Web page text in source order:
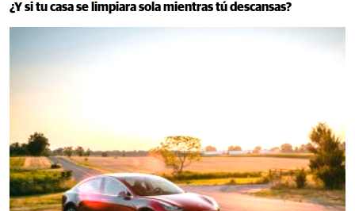
¿Y si tu casa se limpiara sola mientras tú descansas?